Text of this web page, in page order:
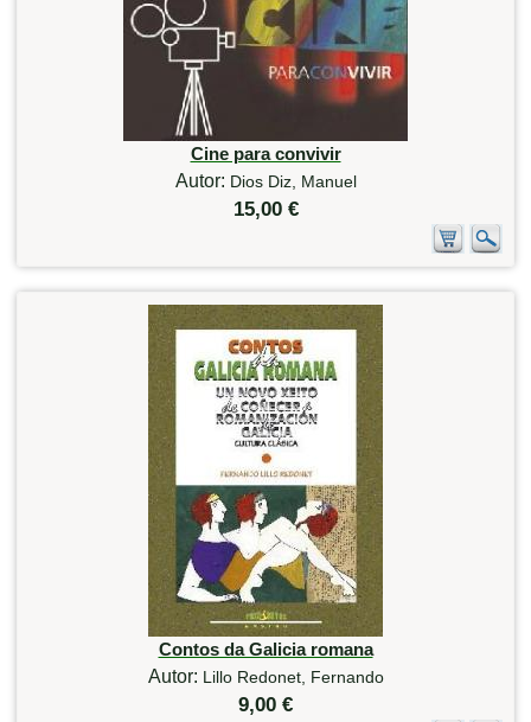
Cine para convivir
Autor: Dios Diz, Manuel
15,00 €
Contos da Galicia romana
Autor: Lillo Redonet, Fernando
9,00 €